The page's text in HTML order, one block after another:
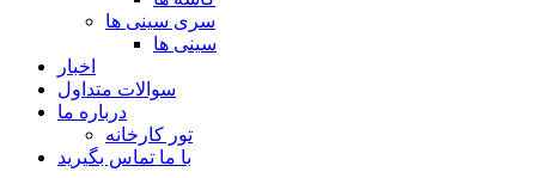
سری سینی ها
سینی ها
اخبار
سوالات متداول
درباره ما
تور کارخانه
با ما تماس بگیرید